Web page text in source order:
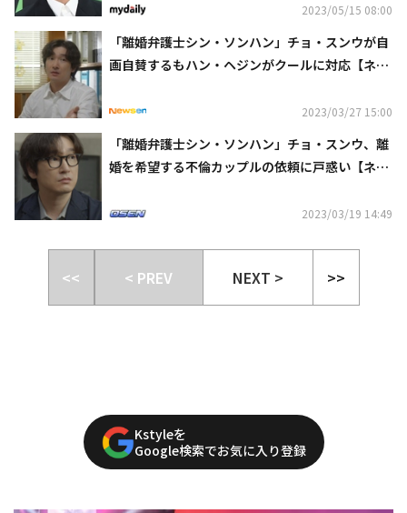
2023/05/15 08:00
「離婚弁護士シン・ソンハン」チョ・スンウが自
画自賛するもハン・ヘジンがクールに対応【ネタ
2023/03/27 15:00
「離婚弁護士シン・ソンハン」チョ・スンウ、離
婚を希望する不倫カップルの依頼に戸惑い【ネタ
2023/03/19 14:49
<< < PREV NEXT > >>
Kstyleを
Google検索でお気に入り登録